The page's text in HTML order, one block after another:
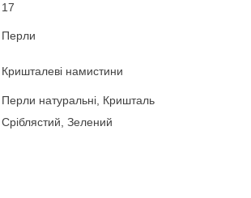
17
Перли
Кришталеві намистини
Перли натуральні, Кришталь
Сріблястий, Зелений